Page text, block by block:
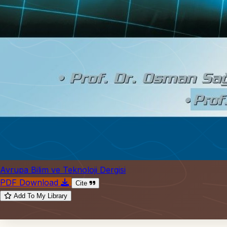
Avrupa Bilim ve Teknoloji Dergisi
PDF Download
Cite
Add To My Library